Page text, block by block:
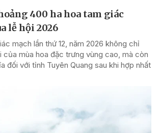
400 ha hoa tam giác
lễ hội 2026
mạch lần thứ 12, năm 2026 không chỉ
của mùa hoa đặc trưng vùng cao, mà còn
đối với tỉnh Tuyên Quang sau khi hợp nhất